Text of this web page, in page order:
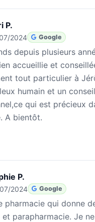
P.
2024 Google
depuis plusieurs
accueillie et
tout particulier à
humain et un
qui est précieux
A bientôt.
P.
2024 Google
pharmacie qui donne
et parapharmacie. Je